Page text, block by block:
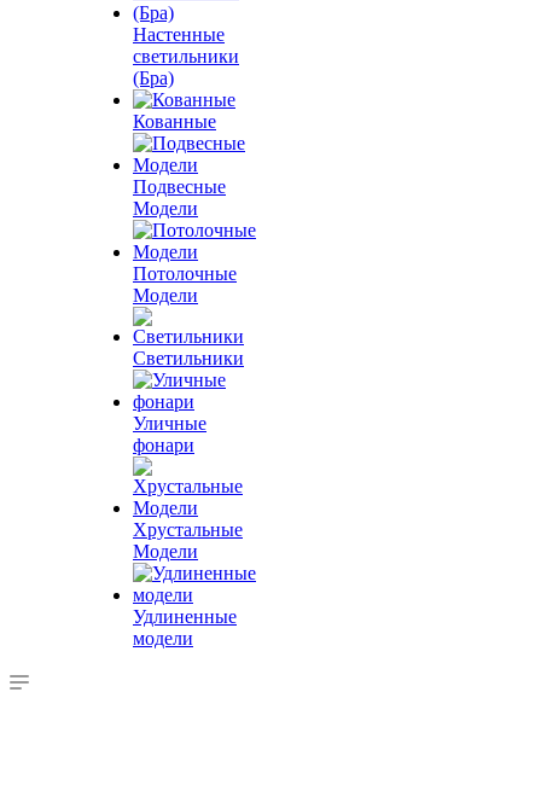
Настенные
светильники
(Бра)
Кованные
Подвесные
Модели
Потолочные
Модели
Светильники
Уличные
фонари
Хрустальные
Модели
Удлиненные
модели